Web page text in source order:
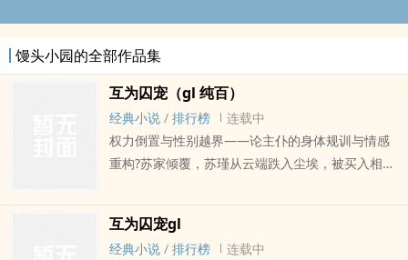
馒头小园的全部作品集
互为囚宠（gl 纯百）
经典小说 / 排行榜
连载中
权力倒置与性别越界——论主仆的身体规训与情感
重构?苏家倾覆，苏瑾从云端跌入尘埃，被买入相
囚。?今日高门之内，她是手握权柄的新贵。?当旧
案重翻，林家倒台，苏瑾本可千百倍报复，却隔着
互为囚宠gl
经典小说 / 排行榜
连载中